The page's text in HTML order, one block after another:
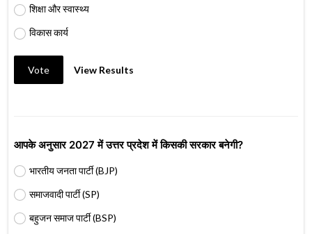
शिक्षा और स्वास्थ्य
विकास कार्य
Vote View Results
आपके अनुसार 2027 में उत्तर प्रदेश में किसकी सरकार बनेगी?
भारतीय जनता पार्टी (BJP)
समाजवादी पार्टी (SP)
बहुजन समाज पार्टी (BSP)